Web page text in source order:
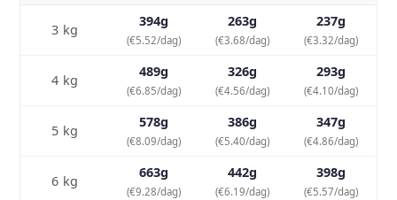
3 kg
394g
(€5.52/dag)
263g
(€3.68/dag)
237g
(€3.32/dag)
4 kg
489g
(€6.85/dag)
326g
(€4.56/dag)
293g
(€4.10/dag)
5 kg
578g
(€8.09/dag)
386g
(€5.40/dag)
347g
(€4.86/dag)
6 kg
663g
(€9.28/dag)
442g
(€6.19/dag)
398g
(€5.57/dag)